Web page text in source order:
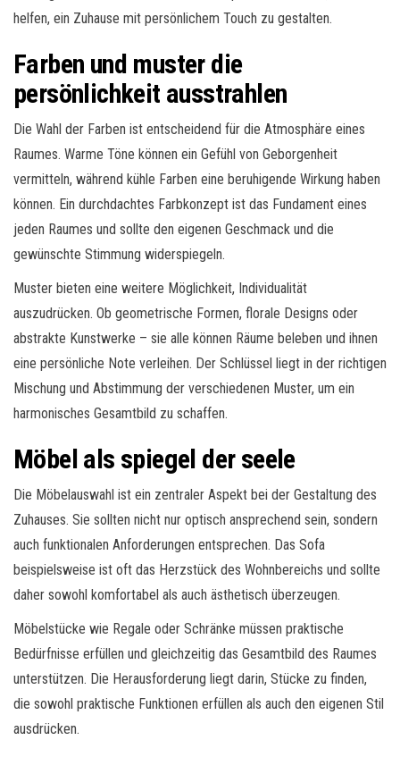
helfen, ein Zuhause mit persönlichem Touch zu gestalten.
Farben und muster die
persönlichkeit ausstrahlen
Die Wahl der Farben ist entscheidend für die Atmosphäre eines
Raumes. Warme Töne können ein Gefühl von Geborgenheit
vermitteln, während kühle Farben eine beruhigende Wirkung haben
können. Ein durchdachtes Farbkonzept ist das Fundament eines
jeden Raumes und sollte den eigenen Geschmack und die
gewünschte Stimmung widerspiegeln.
Muster bieten eine weitere Möglichkeit, Individualität
auszudrücken. Ob geometrische Formen, florale Designs oder
abstrakte Kunstwerke – sie alle können Räume beleben und ihnen
eine persönliche Note verleihen. Der Schlüssel liegt in der richtigen
Mischung und Abstimmung der verschiedenen Muster, um ein
harmonisches Gesamtbild zu schaffen.
Möbel als spiegel der seele
Die Möbelauswahl ist ein zentraler Aspekt bei der Gestaltung des
Zuhauses. Sie sollten nicht nur optisch ansprechend sein, sondern
auch funktionalen Anforderungen entsprechen. Das Sofa
beispielsweise ist oft das Herzstück des Wohnbereichs und sollte
daher sowohl komfortabel als auch ästhetisch überzeugen.
Möbelstücke wie Regale oder Schränke müssen praktische
Bedürfnisse erfüllen und gleichzeitig das Gesamtbild des Raumes
unterstützen. Die Herausforderung liegt darin, Stücke zu finden,
die sowohl praktische Funktionen erfüllen als auch den eigenen Stil
ausdrücken.